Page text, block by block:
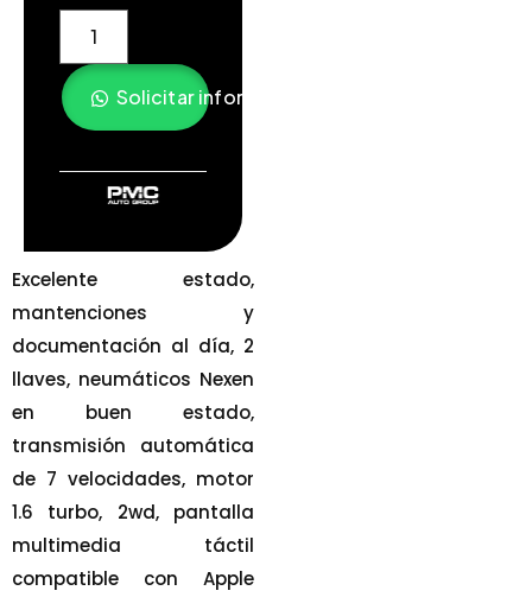
Solicitar información
Excelente estado,
mantenciones y
documentación al día, 2
llaves, neumáticos Nexen
en buen estado,
transmisión automática
de 7 velocidades, motor
1.6 turbo, 2wd, pantalla
multimedia táctil
compatible con Apple